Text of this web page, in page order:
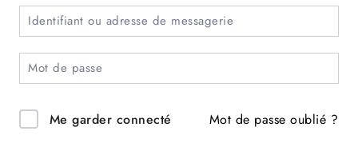
Me garder connecté Mot de passe oublié ?